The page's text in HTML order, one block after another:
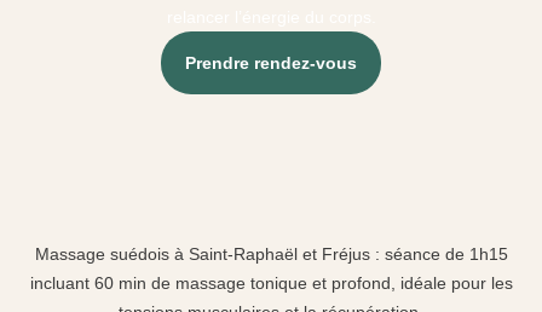
Prendre rendez-vous
Massage suédois à Saint-Raphaël et Fréjus : séance de 1h15
incluant 60 min de massage tonique et profond, idéale pour les